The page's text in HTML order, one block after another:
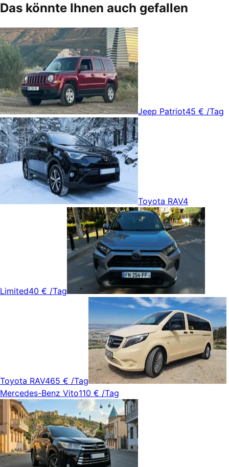
Das könnte Ihnen auch gefallen
Jeep Patriot45 € /Tag
Toyota RAV4
Limited40 € /Tag
Toyota RAV465 € /Tag
Mercedes-Benz Vito110 € /Tag